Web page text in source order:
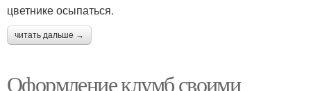
цветнике осыпаться.
читать дальше →
Оформление клумб своими